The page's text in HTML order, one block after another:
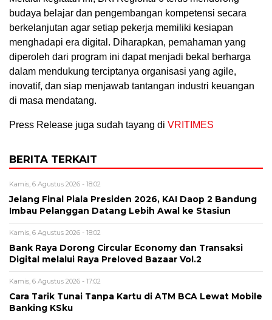
budaya belajar dan pengembangan kompetensi secara
berkelanjutan agar setiap pekerja memiliki kesiapan
menghadapi era digital. Diharapkan, pemahaman yang
diperoleh dari program ini dapat menjadi bekal berharga
dalam mendukung terciptanya organisasi yang agile,
inovatif, dan siap menjawab tantangan industri keuangan
di masa mendatang.
Press Release juga sudah tayang di VRITIMES
BERITA TERKAIT
Kamis, 6 Agustus 2026 - 18:02
Jelang Final Piala Presiden 2026, KAI Daop 2 Bandung
Imbau Pelanggan Datang Lebih Awal ke Stasiun
Kamis, 6 Agustus 2026 - 18:02
Bank Raya Dorong Circular Economy dan Transaksi
Digital melalui Raya Preloved Bazaar Vol.2
Kamis, 6 Agustus 2026 - 17:02
Cara Tarik Tunai Tanpa Kartu di ATM BCA Lewat Mobile
Banking KSku